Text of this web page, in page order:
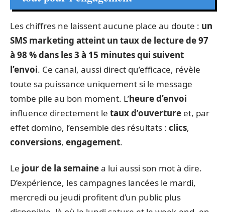
Les chiffres ne laissent aucune place au doute : un
SMS marketing atteint un taux de lecture de 97
à 98 % dans les 3 à 15 minutes qui suivent
l’envoi. Ce canal, aussi direct qu’efficace, révèle
toute sa puissance uniquement si le message
tombe pile au bon moment. L’heure d’envoi
influence directement le taux d’ouverture et, par
effet domino, l’ensemble des résultats : clics,
conversions, engagement.
Le jour de la semainea lui aussi son mot à dire.
D’expérience, les campagnes lancées le mardi,
mercredi ou jeudi profitent d’un public plus